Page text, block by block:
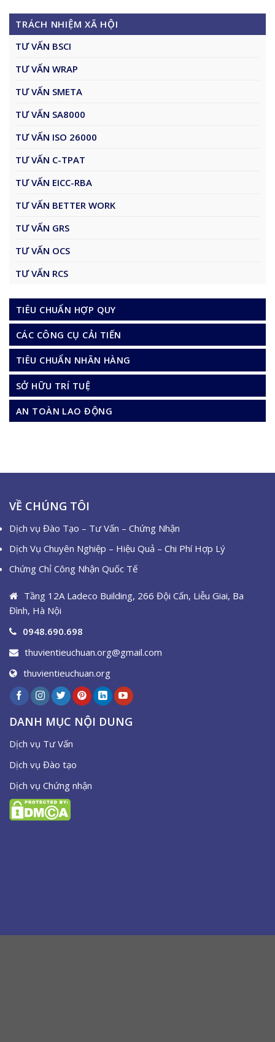
TRÁCH NHIỆM XÃ HỘI
TƯ VẤN BSCI
TƯ VẤN WRAP
TƯ VẤN SMETA
TƯ VẤN SA8000
TƯ VẤN ISO 26000
TƯ VẤN C-TPAT
TƯ VẤN EICC-RBA
TƯ VẤN BETTER WORK
TƯ VẤN GRS
TƯ VẤN OCS
TƯ VẤN RCS
TIÊU CHUẨN HỢP QUY
CÁC CÔNG CỤ CẢI TIẾN
TIÊU CHUẨN NHÃN HÀNG
SỞ HỮU TRÍ TUỆ
AN TOÀN LAO ĐỘNG
VỀ CHÚNG TÔI
Dịch vụ Đào Tạo – Tư Vấn – Chứng Nhận
Dịch Vụ Chuyên Nghiệp – Hiệu Quả – Chi Phí Hợp Lý
Chứng Chỉ Công Nhận Quốc Tế
Tầng 12A Ladeco Building, 266 Đội Cấn, Liễu Giai, Ba
Đình, Hà Nội
0948.690.698
thuvientieuchuan.org@gmail.com
thuvientieuchuan.org
DANH MỤC NỘI DUNG
Dịch vụ Tư Vấn
Dịch vụ Đào tạo
Dịch vụ Chứng nhận